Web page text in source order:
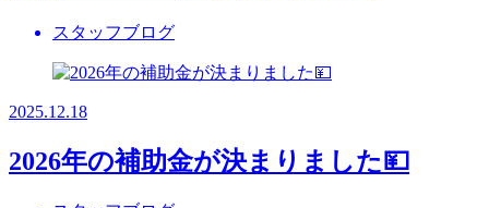
スタッフブログ
2025.12.18
2026年の補助金が決まりました💴